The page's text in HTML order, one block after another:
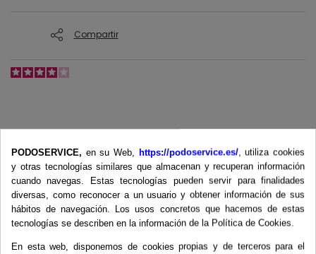
Compartir
Más información
PODOSERVICE, en su Web, https://podoservice.es/, utiliza cookies
y otras tecnologías similares que almacenan y recuperan información
cuando navegas. Estas tecnologías pueden servir para finalidades
diversas, como reconocer a un usuario y obtener información de sus
hábitos de navegación. Los usos concretos que hacemos de estas
tecnologías se describen en la información de la Política de Cookies.
En esta web, disponemos de cookies propias y de terceros para el